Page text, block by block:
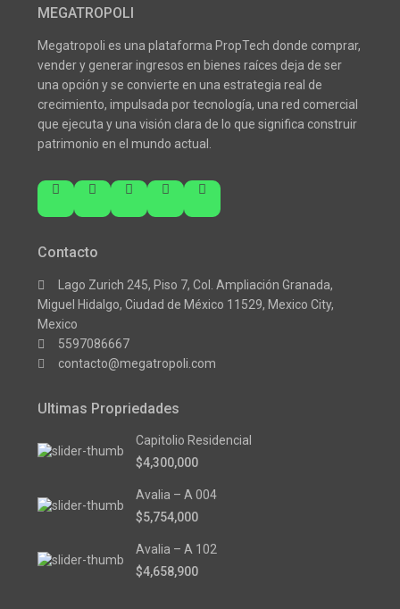
MEGATROPOLI
Megatropoli es una plataforma PropTech donde comprar,
vender y generar ingresos en bienes raíces deja de ser
una opción y se convierte en una estrategia real de
crecimiento, impulsada por tecnología, una red comercial
que ejecuta y una visión clara de lo que significa construir
patrimonio en el mundo actual.
Contacto
Lago Zurich 245, Piso 7, Col. Ampliación Granada,
Miguel Hidalgo, Ciudad de México 11529, Mexico City,
Mexico
5597086667
contacto@megatropoli.com
Ultimas Propriedades
Capitolio Residencial
$4,300,000
Avalia – A 004
$5,754,000
Avalia – A 102
$4,658,900